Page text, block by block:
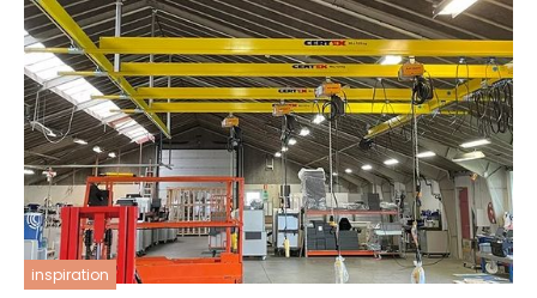
inspiration